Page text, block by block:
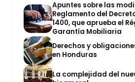
Apuntes sobre las
Reglamento del
1400, que aprueba el
Garantía Mobiliaria
Derechos y
en Honduras
La complejidad del